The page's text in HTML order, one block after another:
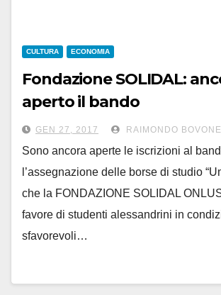
CULTURA ECONOMIA
Fondazione SOLIDAL:
aperto il bando
per le borse di studio
Eco”
GEN 27, 2017 RAIMONDO BOVONE
Sono ancora aperte le iscrizioni al
l’assegnazione delle borse di studio
che la FONDAZIONE SOLIDAL
favore di studenti alessandrini in
sfavorevoli…